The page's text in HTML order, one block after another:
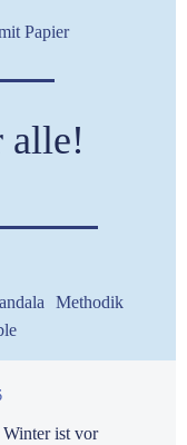
Papier
alle!
Methodik
Winter ist vor